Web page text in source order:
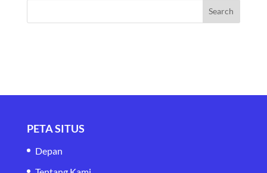
PETA SITUS
Depan